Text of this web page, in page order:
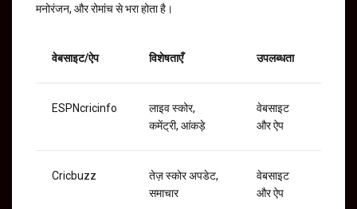
मनोरंजन, और रोमांच से भरा होता है।
वेबसाइट/ऐप विशेषताएँ उपलब्धता
ESPNcricinfo
लाइव स्कोर,
कमेंट्री, आंकड़े
वेबसाइट
और ऐप
Cricbuzz
तेज़ स्कोर अपडेट,
समाचार
वेबसाइट
और ऐप